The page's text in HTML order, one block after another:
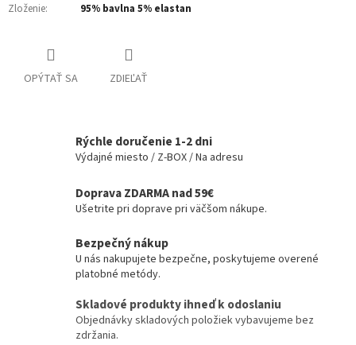
Zloženie: 95% bavlna 5% elastan
OPÝTAŤ SA ZDIEĽAŤ
Rýchle doručenie 1-2 dni
Výdajné miesto / Z-BOX / Na adresu
Doprava ZDARMA nad 59€
Ušetrite pri doprave pri väčšom nákupe.
Bezpečný nákup
U nás nakupujete bezpečne, poskytujeme overené
platobné metódy.
Skladové produkty ihneď k odoslaniu
Objednávky skladových položiek vybavujeme bez
zdržania.